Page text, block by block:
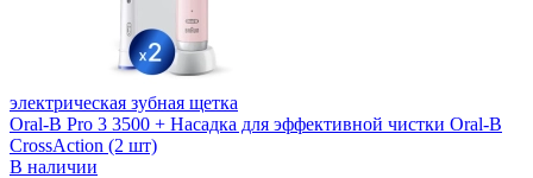
электрическая зубная щетка
Oral-B Pro 3 3500 + Насадка для эффективной чистки Oral-B
CrossAction (2 шт)
В наличии